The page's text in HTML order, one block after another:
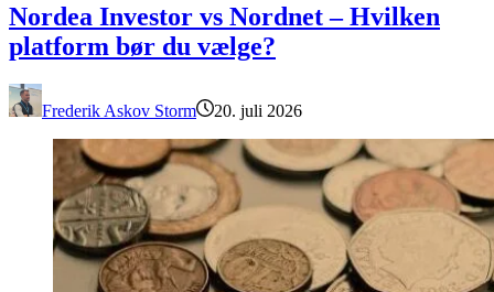
Nordea Investor vs Nordnet – Hvilken
platform bør du vælge?
Frederik Askov Storm 20. juli 2026